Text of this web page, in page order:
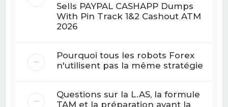
Sells PAYPAL CASHAPP Dumps
With Pin Track 1&2 Cashout ATM
2026
Pourquoi tous les robots Forex
n'utilisent pas la même stratégie
Questions sur la L.AS, la formule
TAM et la préparation avant la